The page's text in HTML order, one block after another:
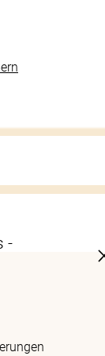
-
des
verpflichtet, einen